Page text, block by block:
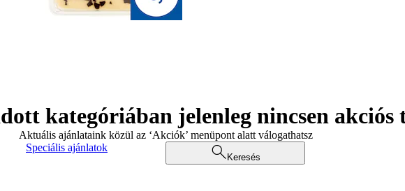
kategóriában jelenleg nincsen akciós
Aktuális ajánlataink közül az ‘Akciók’ menüpont alatt válogathatsz
Speciális ajánlatok
Keresés